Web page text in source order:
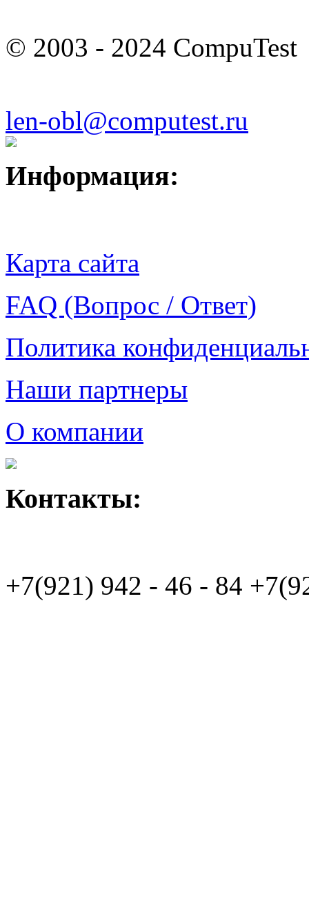
© 2003 - 2024 CompuTest
len-obl@computest.ru
Информация:
Карта сайта
FAQ (Вопрос / Ответ)
Политика
Наши партнеры
О компании
Контакты:
+7(921) 942 - 46 - 84